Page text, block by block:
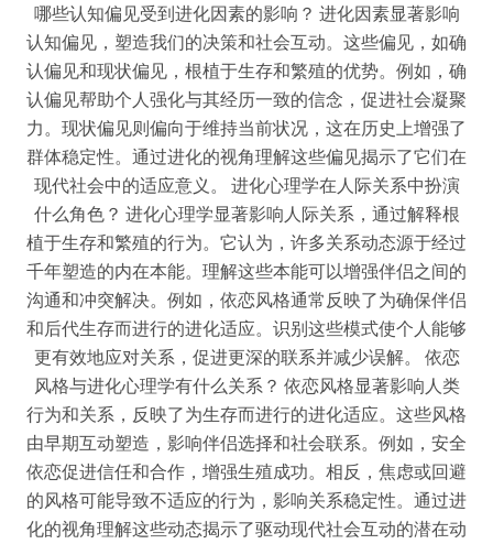
哪些认知偏见受到进化因素的影响？ 进化因素显著影响
认知偏见，塑造我们的决策和社会互动。这些偏见，如确
认偏见和现状偏见，根植于生存和繁殖的优势。例如，确
认偏见帮助个人强化与其经历一致的信念，促进社会凝聚
力。现状偏见则偏向于维持当前状况，这在历史上增强了
群体稳定性。通过进化的视角理解这些偏见揭示了它们在
现代社会中的适应意义。 进化心理学在人际关系中扮演
什么角色？ 进化心理学显著影响人际关系，通过解释根
植于生存和繁殖的行为。它认为，许多关系动态源于经过
千年塑造的内在本能。理解这些本能可以增强伴侣之间的
沟通和冲突解决。例如，依恋风格通常反映了为确保伴侣
和后代生存而进行的进化适应。识别这些模式使个人能够
更有效地应对关系，促进更深的联系并减少误解。 依恋
风格与进化心理学有什么关系？ 依恋风格显著影响人类
行为和关系，反映了为生存而进行的进化适应。这些风格
由早期互动塑造，影响伴侣选择和社会联系。例如，安全
依恋促进信任和合作，增强生殖成功。相反，焦虑或回避
的风格可能导致不适应的行为，影响关系稳定性。通过进
化的视角理解这些动态揭示了驱动现代社会互动的潜在动